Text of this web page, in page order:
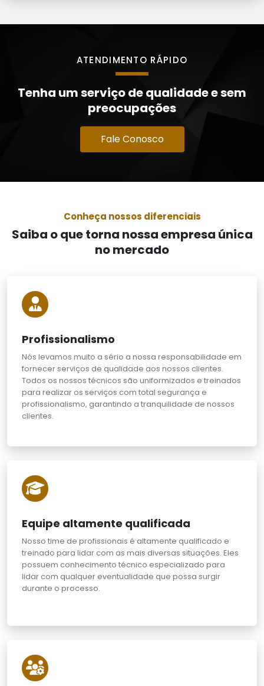
ATENDIMENTO RÁPIDO
Tenha um serviço de qualidade e sem
preocupações
Fale Conosco
Conheça nossos diferenciais
Saiba o que torna nossa empresa única
no mercado
Profissionalismo
Nós levamos muito a sério a nossa responsabilidade em
fornecer serviços de qualidade aos nossos clientes.
Todos os nossos técnicos são uniformizados e treinados
para realizar os serviços com total segurança e
profissionalismo, garantindo a tranquilidade de nossos
clientes.
Equipe altamente qualificada
Nosso time de profissionais é altamente qualificado e
treinado para lidar com as mais diversas situações. Eles
possuem conhecimento técnico especializado para
lidar com qualquer eventualidade que possa surgir
durante o processo.